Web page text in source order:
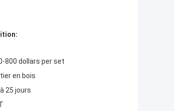
800 dollars per set
en bois
25 jours